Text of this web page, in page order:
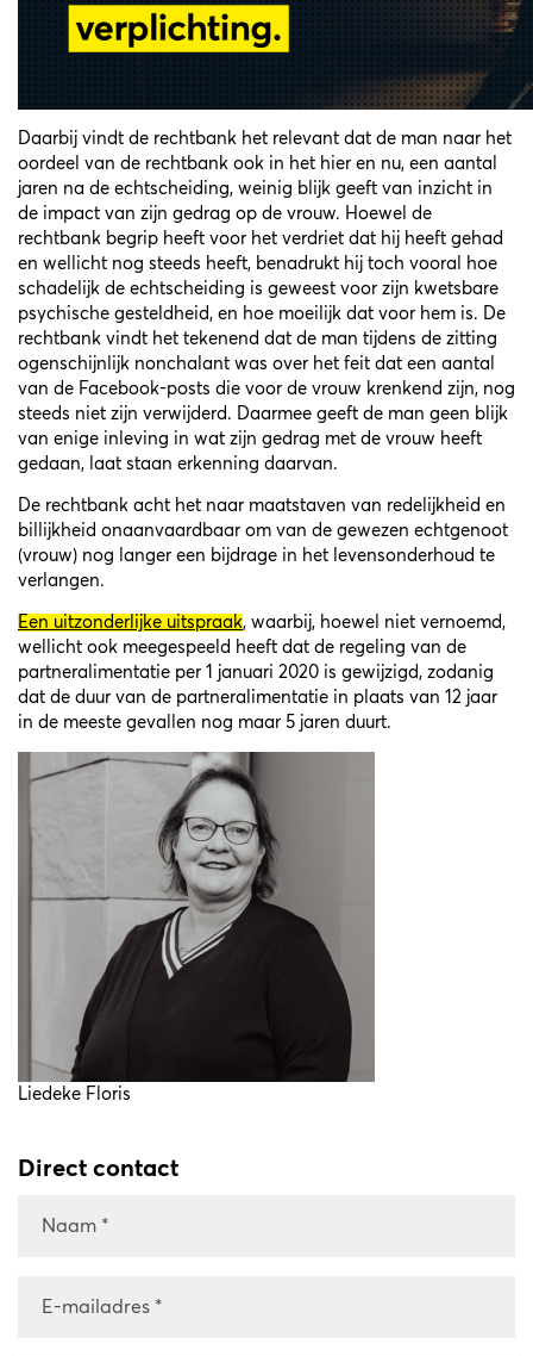
Daarbij vindt de rechtbank het relevant dat de man naar het
oordeel van de rechtbank ook in het hier en nu, een aantal
jaren na de echtscheiding, weinig blijk geeft van inzicht in
de impact van zijn gedrag op de vrouw. Hoewel de
rechtbank begrip heeft voor het verdriet dat hij heeft gehad
en wellicht nog steeds heeft, benadrukt hij toch vooral hoe
schadelijk de echtscheiding is geweest voor zijn kwetsbare
psychische gesteldheid, en hoe moeilijk dat voor hem is. De
rechtbank vindt het tekenend dat de man tijdens de zitting
ogenschijnlijk nonchalant was over het feit dat een aantal
van de Facebook-posts die voor de vrouw krenkend zijn, nog
steeds niet zijn verwijderd. Daarmee geeft de man geen blijk
van enige inleving in wat zijn gedrag met de vrouw heeft
gedaan, laat staan erkenning daarvan.
De rechtbank acht het naar maatstaven van redelijkheid en
billijkheid onaanvaardbaar om van de gewezen echtgenoot
(vrouw) nog langer een bijdrage in het levensonderhoud te
verlangen.
Een uitzonderlijke uitspraak, waarbij, hoewel niet vernoemd,
wellicht ook meegespeeld heeft dat de regeling van de
partneralimentatie per 1 januari 2020 is gewijzigd, zodanig
dat de duur van de partneralimentatie in plaats van 12 jaar
in de meeste gevallen nog maar 5 jaren duurt.
Liedeke Floris
Direct contact